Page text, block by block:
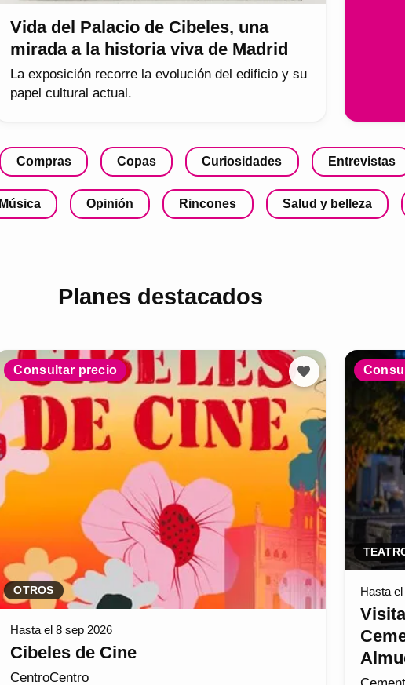
Vida del Palacio de Cibeles, una
mirada a la historia viva de Madrid
La exposición recorre la evolución del edificio y su
papel cultural actual.
Compras Copas Curiosidades Entrevistas
Música Opinión Rincones Salud y belleza
Planes destacados
Consultar precio
OTROS
Hasta el 8 sep 2026
Cibeles de Cine
CentroCentro
Hasta